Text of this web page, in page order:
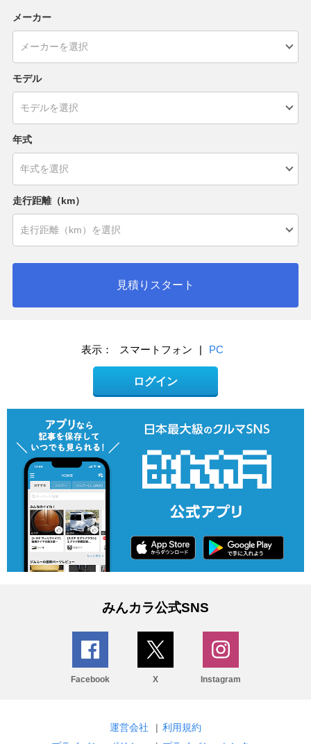
メーカー
モデル
年式
走行距離（km）
見積りスタート
表示： スマートフォン | PC
ログイン
みんカラ公式SNS
Facebook X Instagram
運営会社 | 利用規約